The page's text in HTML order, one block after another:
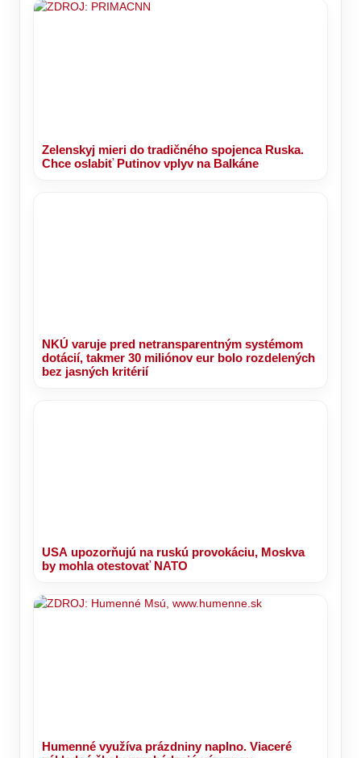
Zelenskyj mieri do tradičného spojenca Ruska.
Chce oslabiť Putinov vplyv na Balkáne
NKÚ varuje pred netransparentným systémom
dotácií, takmer 30 miliónov eur bolo rozdelených
bez jasných kritérií
USA upozorňujú na ruskú provokáciu, Moskva
by mohla otestovať NATO
Humenné využíva prázdniny naplno. Viaceré